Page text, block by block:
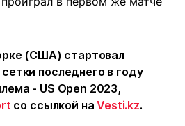
(США) стартовал
последнего в году
- US Open 2023,
со ссылкой наVesti.kz.